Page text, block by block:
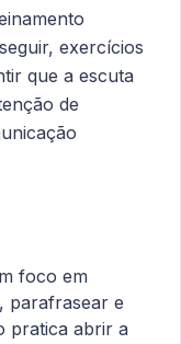
exercícios
que a escuta
de
foco em
parafrasear e
pratica abrir a